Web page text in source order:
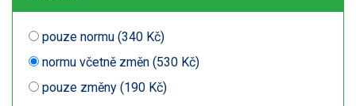
pouze normu (340 Kč)
normu včetně změn (530 Kč)
pouze změny (190 Kč)